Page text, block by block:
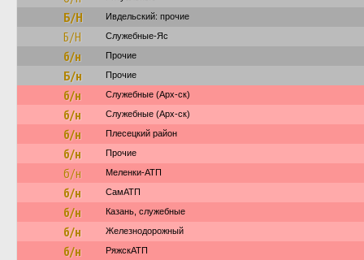
Б/Н Ивдельский: прочие
Б/Н Служебные-Яс
б/н Прочие
Б/н Прочие
б/н Служебные (Арх-ск)
б/н Служебные (Арх-ск)
б/н Плесецкий район
б/н Прочие
б/н Меленки-АТП
б/н СамАТП
б/н Казань, служебные
б/н Железнодорожный
б/н РяжскАТП